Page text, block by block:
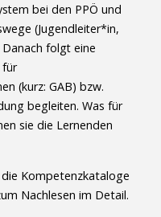
bei den PPÖ und
(Jugendleiter*in,
folgt eine
für
(kurz: GAB) bzw.
begleiten. Was für
sie die Lernenden
Kompetenzkataloge
Nachlesen im Detail.